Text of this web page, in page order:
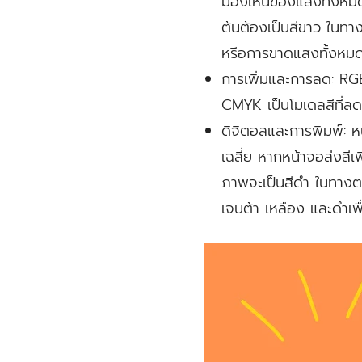
ต้นต้องเป็นสีขาว ในท
หรือการขาดแสงทั้งห
การเพิ่มและการลด:
CMYK เป็นโมเดลสีที่ล
ดิจิตอลและการพิมพ์:ห
เฉลี่ย หากหน้าจอส่งสีเ
ภาพจะเป็นสีดำ ในทา
เจนต้า เหลือง และดำ